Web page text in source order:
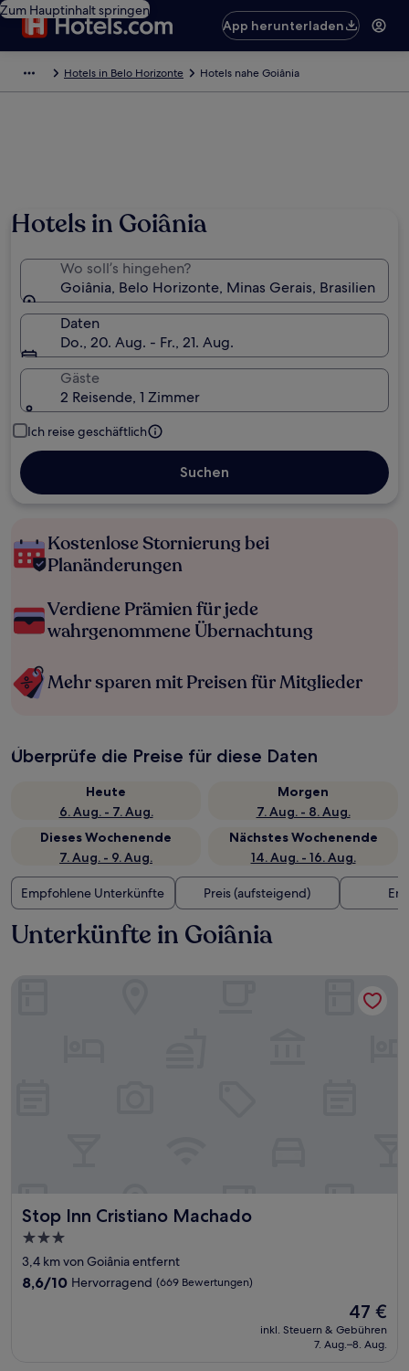
Zum Hauptinhalt springen
App herunterladen
Hotels in Belo Horizonte Hotels nahe Goiânia
Hotels in Goiânia
Wo soll’s hingehen?
Goiânia, Belo Horizonte, Minas Gerais, Brasilien
Daten
Do., 20. Aug. - Fr., 21. Aug.
Gäste
2 Reisende, 1 Zimmer
Ich reise geschäftlich
Suchen
Kostenlose Stornierung bei
Planänderungen
Verdiene Prämien für jede
wahrgenommene Übernachtung
Mehr sparen mit Preisen für Mitglieder
Überprüfe die Preise für diese Daten
Heute
6. Aug. - 7. Aug.
Morgen
7. Aug. - 8. Aug.
Dieses Wochenende
7. Aug. - 9. Aug.
Nächstes Wochenende
14. Aug. - 16. Aug.
Empfohlene Unterkünfte Preis (aufsteigend)
Unterkünfte in Goiânia
Stop Inn Cristiano Machado
Stop Inn Cristiano Machado
3.0-
Sterne-
Unterkunft
3,4 km von Goiânia entfernt
8.6
8,6/10 Hervorragend (669 Bewertungen)
Der
Preis
beträgt
47 €
inkl. Steuern & Gebühren
7. Aug.–8. Aug.